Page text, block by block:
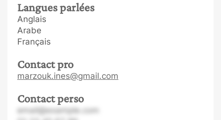
Langues parlées
Anglais
Arabe
Français
Contact pro
marzouk.ines@gmail.com
Contact perso
email@example.com